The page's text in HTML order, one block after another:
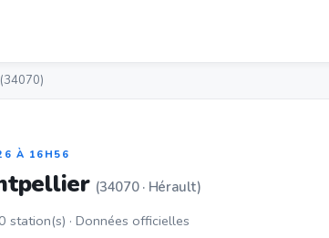
À 16H56
(34070 · Hérault)
station(s) · Données officielles